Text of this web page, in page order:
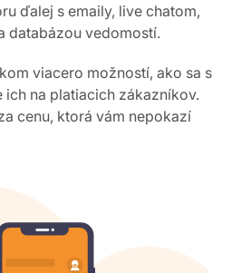
ďalej s emaily, live chatom,
databázou vedomostí.
viacero možností, ako sa s
ich na platiacich zákazníkov.
cenu, ktorá vám nepokazí